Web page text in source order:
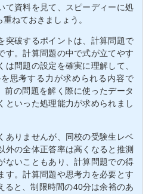
て資料を見て、スピーディーに処
ねておきましょう。
破するポイントは、計算問題で
す。計算問題の中で式が立てやす
は問題の設定を確実に理解して、
思考する力が求められる内容で
前の問題を解く際に使ったデータ
といった処理能力が求められまし
りませんが、同校の受験生レベ
外の全体正答率は高くなると推測
ないこともあり、計算問題での得
す。計算問題や思考力を必要とす
ると、制限時間の40分は余裕のあ